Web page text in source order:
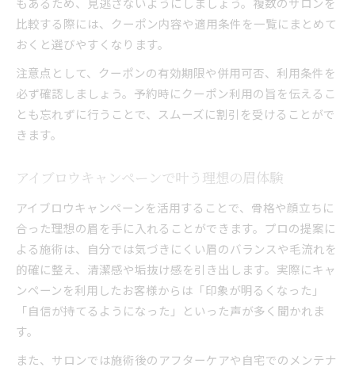
比較する際には、クーポン内容や適用条件を一覧にまとめて
おくと選びやすくなります。
注意点として、クーポンの有効期限や併用可否、利用条件を
必ず確認しましょう。予約時にクーポン利用の旨を伝えるこ
とも忘れずに行うことで、スムーズに割引を受けることがで
きます。
アイブロウキャンペーンで叶う理想の眉体験
アイブロウキャンペーンを活用することで、骨格や顔立ちに
合った理想の眉を手に入れることができます。プロの提案に
よる施術は、自分では気づきにくい眉のバランスや毛流れを
的確に整え、清潔感や垢抜け感を引き出します。実際にキャ
ンペーンを利用したお客様からは「印象が明るくなった」
「自信が持てるようになった」といった声が多く聞かれま
す。
また、サロンでは施術後のアフターケアや自宅でのメンテナ